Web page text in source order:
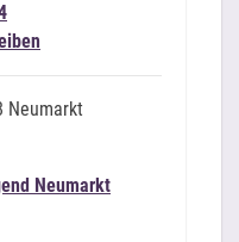
Neumarkt
Neumarkt